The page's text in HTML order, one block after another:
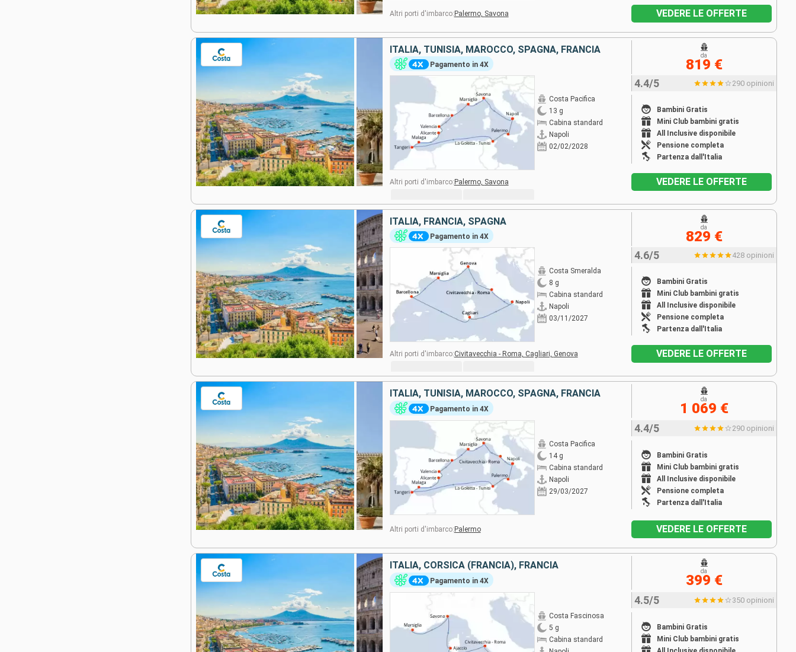
Altri porti d'imbarco:Palermo, Savona VEDERE LE OFFERTE
ITALIA, TUNISIA, MAROCCO, SPAGNA, FRANCIA
Pagamento in 4X
Costa Pacifica
13 g
Cabina standard
Napoli
02/02/2028
4.4/5 290 opinioni
Bambini Gratis
Mini Club bambini gratis
All Inclusive disponibile
Pensione completa
Partenza dall'Italia
da
819 €
Altri porti d'imbarco:Palermo, Savona VEDERE LE OFFERTE
ITALIA, FRANCIA, SPAGNA
Pagamento in 4X
Costa Smeralda
8 g
Cabina standard
Napoli
03/11/2027
4.6/5 428 opinioni
Bambini Gratis
Mini Club bambini gratis
All Inclusive disponibile
Pensione completa
Partenza dall'Italia
da
829 €
Altri porti d'imbarco:Civitavecchia - Roma, Cagliari, Genova VEDERE LE OFFERTE
ITALIA, TUNISIA, MAROCCO, SPAGNA, FRANCIA
Pagamento in 4X
Costa Pacifica
14 g
Cabina standard
Napoli
29/03/2027
4.4/5 290 opinioni
Bambini Gratis
Mini Club bambini gratis
All Inclusive disponibile
Pensione completa
Partenza dall'Italia
da
1 069 €
Altri porti d'imbarco:Palermo VEDERE LE OFFERTE
ITALIA, CORSICA (FRANCIA), FRANCIA
Pagamento in 4X
Costa Fascinosa
5 g
Cabina standard
4.5/5 350 opinioni
Bambini Gratis
Mini Club bambini gratis
da
399 €